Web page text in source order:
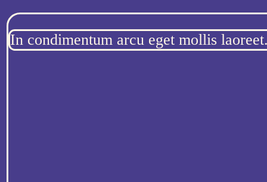
In condimentum arcu eget mollis